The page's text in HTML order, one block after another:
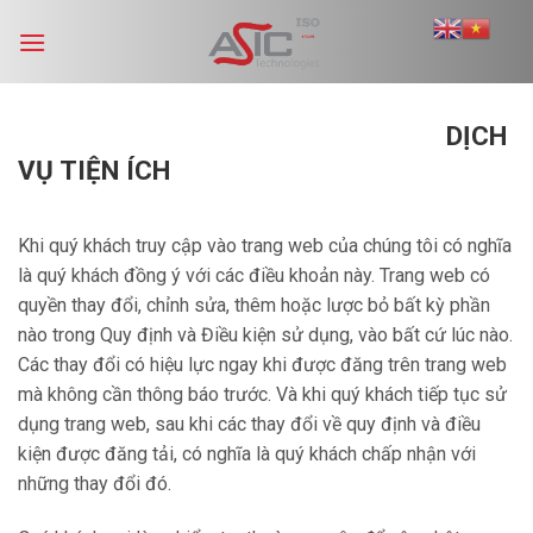
DỊCH
VỤ TIỆN ÍCH
Khi quý khách truy cập vào trang web của chúng tôi có nghĩa
là quý khách đồng ý với các điều khoản này. Trang web có
quyền thay đổi, chỉnh sửa, thêm hoặc lược bỏ bất kỳ phần
nào trong Quy định và Điều kiện sử dụng, vào bất cứ lúc nào.
Các thay đổi có hiệu lực ngay khi được đăng trên trang web
mà không cần thông báo trước. Và khi quý khách tiếp tục sử
dụng trang web, sau khi các thay đổi về quy định và điều
kiện được đăng tải, có nghĩa là quý khách chấp nhận với
những thay đổi đó.